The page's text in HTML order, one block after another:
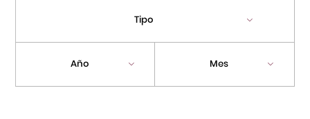
Centro Cultural Peruano Japonés
Tipo
Año Mes